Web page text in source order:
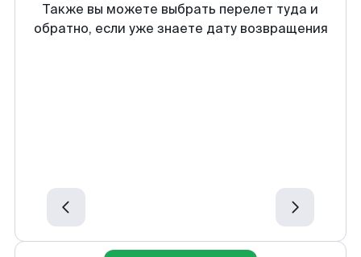
Также вы можете выбрать перелет туда и
обратно, если уже знаете дату возвращения